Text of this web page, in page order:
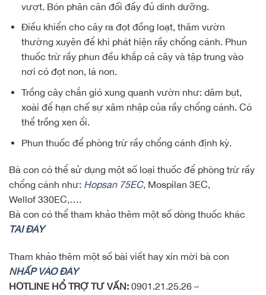
vượt. Bón phân cân đối đầy đủ dinh dưỡng.
Điều khiển cho cây ra đọt đồng loạt, thăm vườn
thường xuyên để khi phát hiện rầy chổng cánh. Phun
thuốc trừ rầy phun đều khắp cả cây và tập trung vào
nơi có đọt non, lá non.
Trồng cây chắn gió xung quanh vườn như: dâm bụt,
xoài để hạn chế sự xâm nhập của rầy chổng cánh. Có
thể trồng xen ổi.
Phun thuốc để phòng trừ rầy chổng cánh định kỳ.
Bà con có thể sử dụng một số loại thuốc để phòng trừ rầy
chổng cánh như: Hopsan 75EC, Mospilan 3EC,
Wellof 330EC,….
Bà con có thể tham khảo thêm một số dòng thuốc khác
TẠI ĐÂY
Tham khảo thêm một số bài viết hay xin mời bà con
NHẤP VÀO ĐÂY
HOTLINE HỔ TRỢ TƯ VẤN: 0901.21.25.26 –